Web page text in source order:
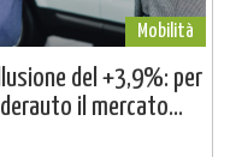
Mobilità
del +3,9%: per
il mercato...